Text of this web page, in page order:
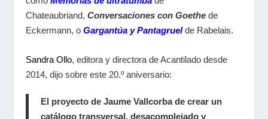
Chateaubriand, Conversaciones con Goethede
Eckermann, o Gargantúa y Pantagruel de Rabelais.
Sandra Ollo, editora y directora de Acantilado desde
2014, dijo sobre este 20.º aniversario:
El proyecto de Jaume Vallcorba de crear un
catálogo transversal, desacomplejado y